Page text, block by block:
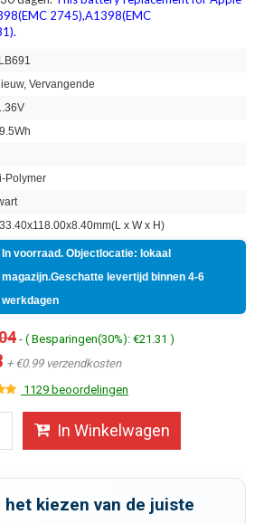
2745),A1398(EMC
Vervangende
Polymer
x W x H)
In voorraad. Objectlocatie: lokaal
magazijn.Geschatte levertijd binnen 4-6
werkdagen
- ( Besparingen(30%): €21.31 )
+ €0.99 verzendkosten
1129 beoordelingen
In Winkelwagen
het kiezen van de juiste